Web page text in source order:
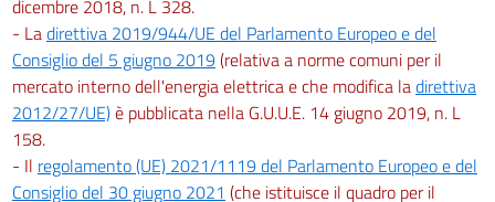
dicembre 2018, n. L 328.
- Ladirettiva 2019/944/UE del Parlamento Europeo e del
Consiglio del 5 giugno 2019 (relativa a norme comuni per il
mercato interno dell'energia elettrica e che modifica ladirettiva
2012/27/UE)è pubblicata nella G.U.U.E. 14 giugno 2019, n. L
158.
- Il regolamento (UE) 2021/1119 del Parlamento Europeo e del
Consiglio del 30 giugno 2021 (che istituisce il quadro per il